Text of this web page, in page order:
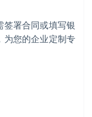
签署合同或填写银
为您的企业定制专